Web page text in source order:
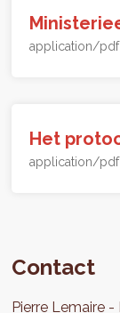
application/pdf
Het
application/pdf
Contact
Pierre Lemaire